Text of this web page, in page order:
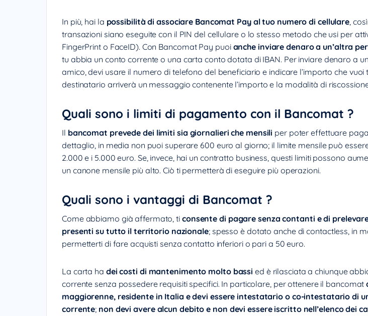
In più, hai la possibilità di associare Bancomat Pay al tuo numero di cellulare,
transazioni siano eseguite con il PIN del cellulare o lo stesso metodo che usi per
FingerPrint o FaceID). Con Bancomat Pay puoi anche inviare denaro a un’altra
tu abbia un conto corrente o una carta conto dotata di IBAN. Per inviare denaro a
amico, devi usare il numero di telefono del beneficiario e indicare l’importo che vuoi
destinatario arriverà un messaggio contenente l’importo e la modalità di
Quali sono i limiti di pagamento con il Bancomat ?
Il bancomat prevede dei limiti sia giornalieri che mensili per poter effettuare
dettaglio, in media non puoi superare 600 euro al giorno; il limite mensile può
2.000 e i 5.000 euro. Se, invece, hai un contratto business, questi limiti possono
un canone mensile più alto. Ciò ti permetterà di eseguire più operazioni.
Quali sono i vantaggi di Bancomat ?
Come abbiamo già affermato, ti consente di pagare senza contanti e di
presenti su tutto il territorio nazionale; spesso è dotato anche di contactless, in
permetterti di fare acquisti senza contatto inferiori o pari a 50 euro.
La carta ha dei costi di mantenimento molto bassi ed è rilasciata a chiunque
corrente senza possedere requisiti specifici. In particolare, per ottenere il bancomat
maggiorenne, residente in Italia e devi essere intestatario o co-intestatario di
corrente; non devi avere alcun debito e non devi essere iscritto nell’elenco dei